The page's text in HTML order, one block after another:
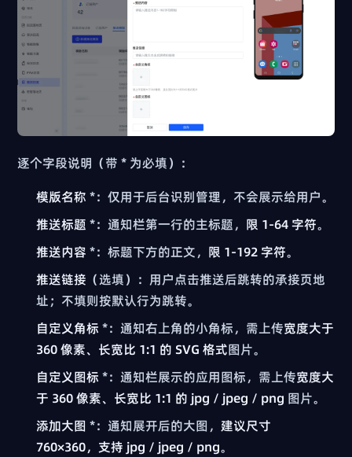
逐个字段说明（带 * 为必填）：
模版名称 *：仅用于后台识别管理，不会展示给用户。
推送标题 *：通知栏第一行的主标题， 限 1-64 字符。
推送内容 *：标题下方的正文， 限 1-192 字符。
推送链接 （选填）：用户点击推送后跳转的承接页地
址；不填则按默认行为跳转。
自定义角标 *：通知右上角的小角标，需上传宽度大于
360 像素、长宽比 1:1 的 SVG 格式图片。
自定义图标 *：通知栏展示的应用图标，需上传宽度大
于 360 像素、长宽比 1:1 的 jpg / jpeg / png 图片。
添加大图 *：通知展开后的大图， 建议尺寸
760×360，支持 jpg / jpeg / png。